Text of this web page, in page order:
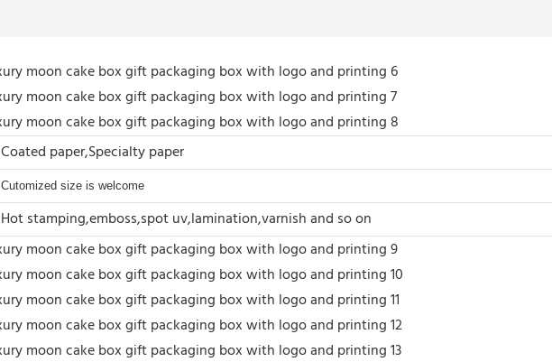
Coated paper,Specialty paper
Cutomized size is welcome
Hot stamping,emboss,spot uv,lamination,varnish and so on